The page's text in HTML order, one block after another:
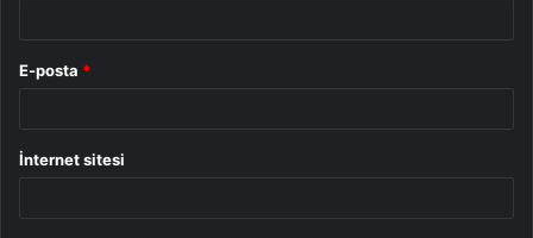
E-posta *
İnternet sitesi